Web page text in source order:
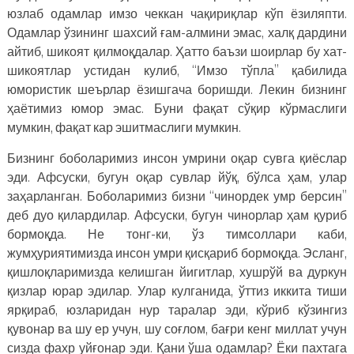
юзлаб одамлар имзо чеккан чақириқлар кўп ёзиляпти.
Одамлар ўзининг шахсий ғам-алмини эмас, халқ дардини
айтиб, шикоят қилмоқдалар. Ҳатто баъзи шоирлар бу хат-
шикоятлар устидан кулиб, “Имзо тўпла” қабилида
юмористик шеърлар ёзишгача боришди. Лекин бизнинг
ҳаётимиз юмор эмас. Буни фақат сўқир кўрмаслиги
мумкин, фақат кар эшитмаслиги мумкин.
Бизнинг боболаримиз инсон умрини оқар сувга қиёслар
эди. Афсуски, бугун оқар сувлар йўқ, бўлса ҳам, улар
заҳарланган. Боболаримиз бизни “чинордек умр берсин”
деб дуо қилардилар. Афсуски, бугун чинорлар ҳам қуриб
бормоқда. Не тонг-ки, ўз тимсоллари каби,
жумҳуриятимизда инсон умри қисқариб бормоқда. Эсланг,
қишлоқларимизда келишган йигитлар, хушрўй ва дуркун
қизлар юрар эдилар. Улар кулганида, ўттиз иккита тиши
ярқираб, юзларидан нур таралар эди, кўриб кўзингиз
қувонар ва шу ер учун, шу соғлом, бағри кенг миллат учун
сизда фахр уйғонар эди. Қани ўша одамлар? Ёки пахтага